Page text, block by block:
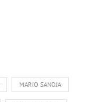
MARIO SANOJA